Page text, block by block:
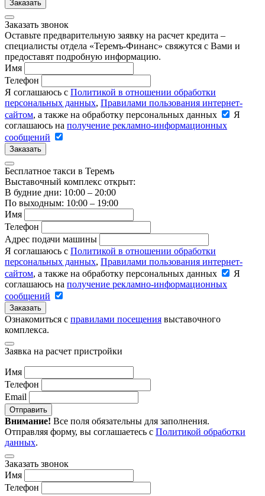
Заказать
Заказать звонок
Оставьте предварительную заявку на расчет кредита –
специалисты отдела «Теремъ-Финанс» свяжутся с Вами и
предоставят подробную информацию.
Имя
Телефон
Я соглашаюсь с Политикой в отношении обработки
персональных данных, Правилами пользования интернет-
сайтом, а также на обработку персональных данных
Я
соглашаюсь на получение рекламно-информационных
сообщений
Заказать
Бесплатное такси в Теремъ
Выставочный комплекс открыт:
В будние дни: 10:00 – 20:00
По выходным: 10:00 – 19:00
Имя
Телефон
Адрес подачи машины
Я соглашаюсь с Политикой в отношении обработки
персональных данных, Правилами пользования интернет-
сайтом, а также на обработку персональных данных
Я
соглашаюсь на получение рекламно-информационных
сообщений
Заказать
Ознакомиться с правилами посещения выставочного
комплекса.
Заявка на расчет пристройки
Имя
Телефон
Email
Отправить
Внимание! Все поля обязательны для заполнения.
Отправляя форму, вы соглашаетесь с Политикой обработки
данных.
Заказать звонок
Имя
Телефон